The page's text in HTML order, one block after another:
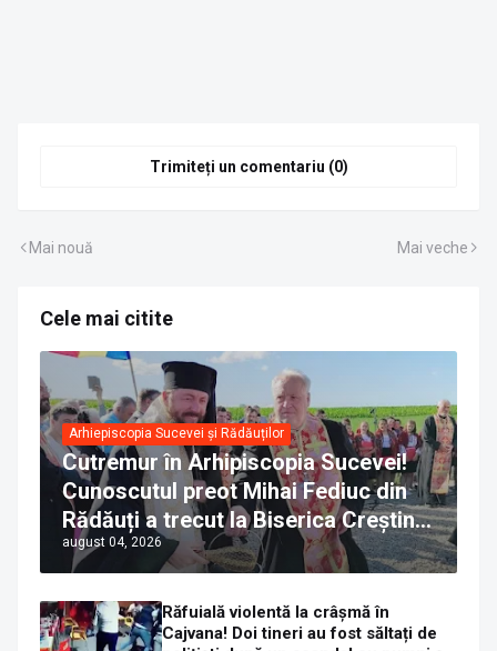
Trimiteți un comentariu (0)
Mai nouă Mai veche
Cele mai citite
Arhiepiscopia Sucevei și Rădăuților
Cutremur în Arhipiscopia Sucevei!
Cunoscutul preot Mihai Fediuc din
Rădăuți a trecut la Biserica Creștină
Ortodoxă Valahă. ÎPS Calinic anunță
că îi pregătește judecata canonică
august 04, 2026
Răfuială violentă la crâșmă în
Cajvana! Doi tineri au fost săltați de